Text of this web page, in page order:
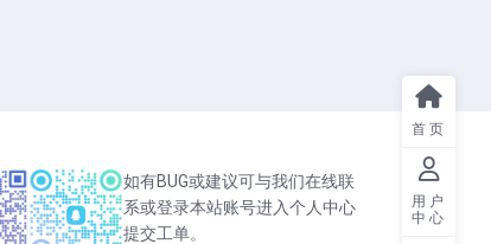
如有BUG或建议可与我们在线联
系或登录本站账号进入个人中心
提交工单。
首页
用户
中心